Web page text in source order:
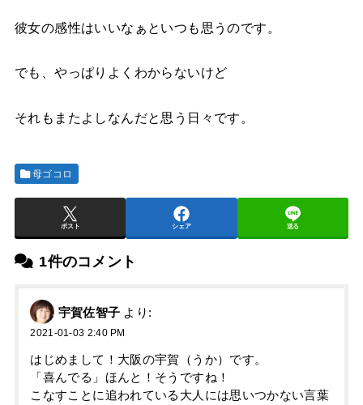
彼女の感性はいいなぁといつも思うのです。
でも、やっぱりよくわからないけど
それもまたよしなんだと思う日々です。
母ゴコロ
ポスト シェア 送る
1件のコメント
宇賀佐智子 より:
2021-01-03 2:40 PM
はじめまして！大阪の宇賀（うか）です。
「喜んでる」ほんと！そうですね！
こなすことに追われている大人には思いつかない言葉